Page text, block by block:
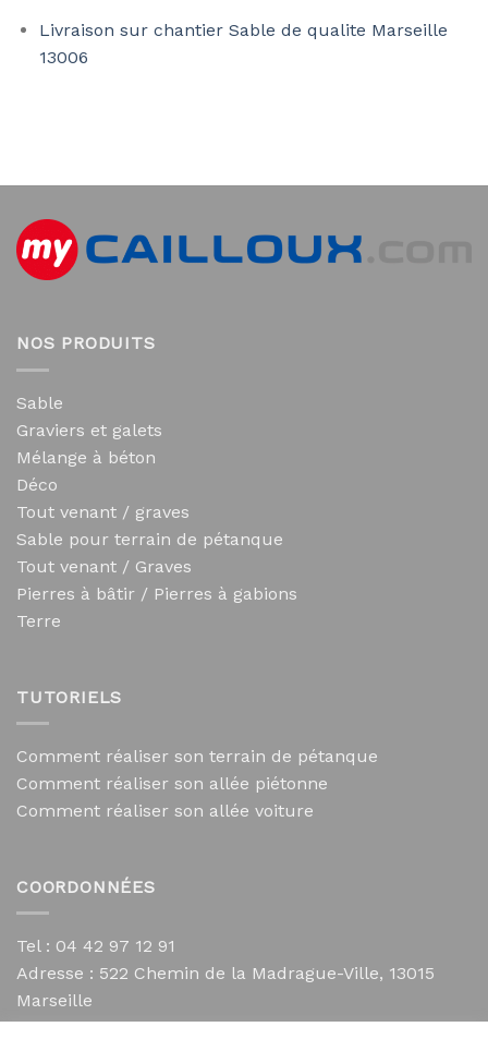
Livraison sur chantier Sable de qualite Marseille
13006
NOS PRODUITS
Sable
Graviers et galets
Mélange à béton
Déco
Tout venant / graves
Sable pour terrain de pétanque
Tout venant / Graves
Pierres à bâtir / Pierres à gabions
Terre
TUTORIELS
Comment réaliser son terrain de pétanque
Comment réaliser son allée piétonne
Comment réaliser son allée voiture
COORDONNÉES
Tel : 04 42 97 12 91
Adresse : 522 Chemin de la Madrague-Ville, 13015
Marseille
contact@mycailloux.com